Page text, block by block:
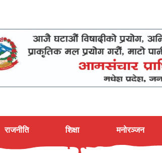
राजनीति शिक्षा मनोरञ्जन